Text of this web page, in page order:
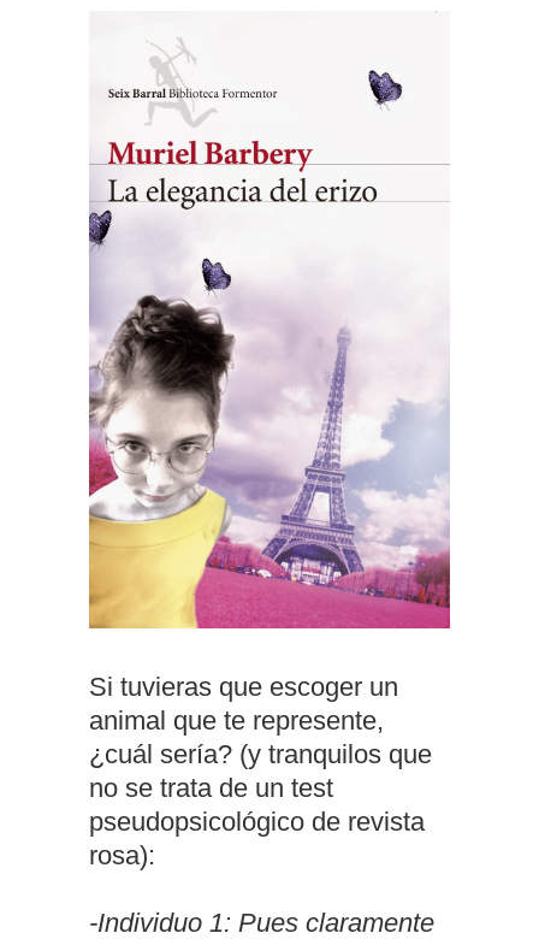
Si tuvieras que escoger un
animal que te represente,
¿cuál sería? (y tranquilos que
no se trata de un test
pseudopsicológico de revista
rosa):
-Individuo 1: Pues claramente